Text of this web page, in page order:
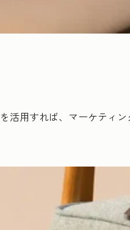
活用すれば、マーケティ